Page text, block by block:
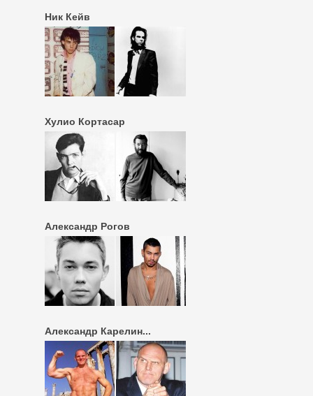
Ник Кейв
Хулио Кортасар
Александр Рогов
Александр Карелин...